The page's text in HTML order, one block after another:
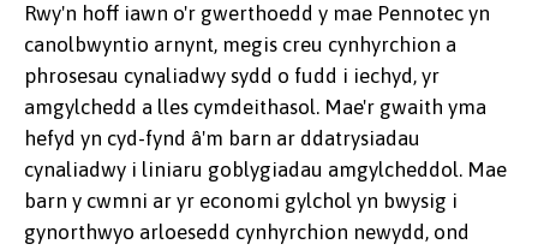
Rwy'n hoff iawn o'r gwerthoedd y mae Pennotec yn
canolbwyntio arnynt, megis creu cynhyrchion a
phrosesau cynaliadwy sydd o fudd i iechyd, yr
amgylchedd a lles cymdeithasol. Mae'r gwaith yma
hefyd yn cyd-fynd â'm barn ar ddatrysiadau
cynaliadwy i liniaru goblygiadau amgylcheddol. Mae
barn y cwmni ar yr economi gylchol yn bwysig i
gynorthwyo arloesedd cynhyrchion newydd, ond